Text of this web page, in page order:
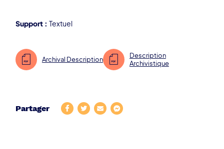
Support : Textuel
Archival Description
Description
Archivistique
Partager